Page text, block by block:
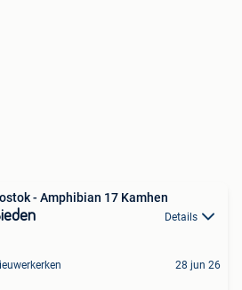
- Amphibian 17 Kamhen
Details
28 jun 26